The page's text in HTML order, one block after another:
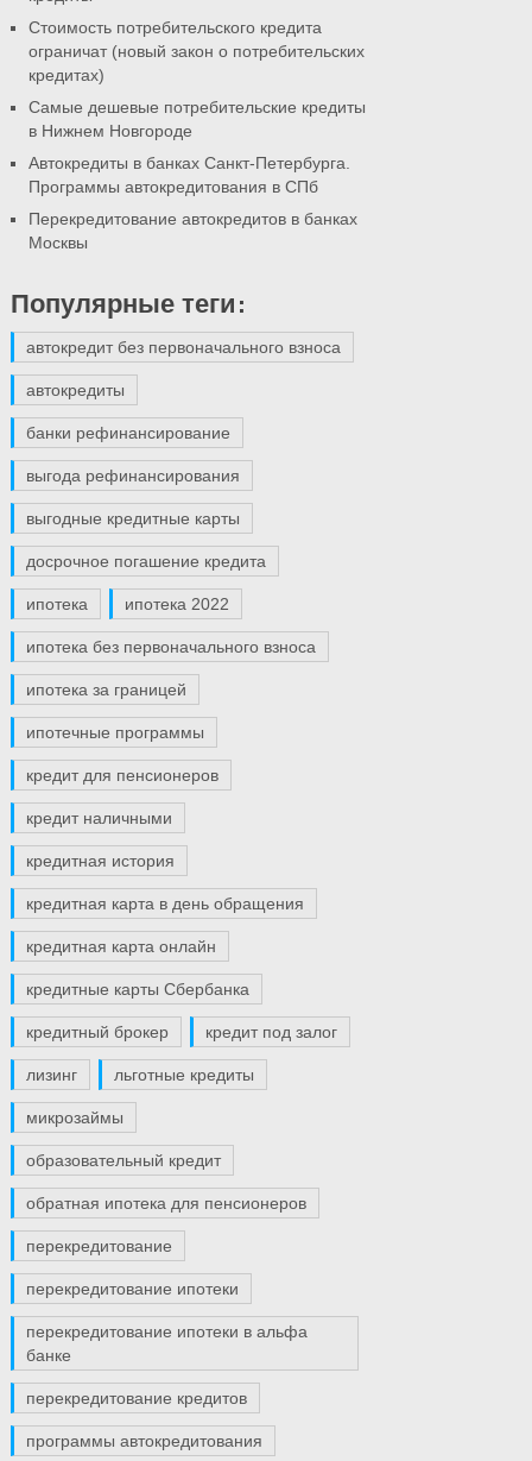
Стоимость потребительского кредита
ограничат (новый закон о потребительских
кредитах)
Самые дешевые потребительские кредиты
в Нижнем Новгороде
Автокредиты в банках Санкт-Петербурга.
Программы автокредитования в СПб
Перекредитование автокредитов в банках
Москвы
Популярные теги:
автокредит без первоначального взноса
автокредиты
банки рефинансирование
выгода рефинансирования
выгодные кредитные карты
досрочное погашение кредита
ипотека ипотека 2022
ипотека без первоначального взноса
ипотека за границей
ипотечные программы
кредит для пенсионеров
кредит наличными
кредитная история
кредитная карта в день обращения
кредитная карта онлайн
кредитные карты Сбербанка
кредитный брокер кредит под залог
лизинг льготные кредиты
микрозаймы
образовательный кредит
обратная ипотека для пенсионеров
перекредитование
перекредитование ипотеки
перекредитование ипотеки в альфа
банке
перекредитование кредитов
программы автокредитования